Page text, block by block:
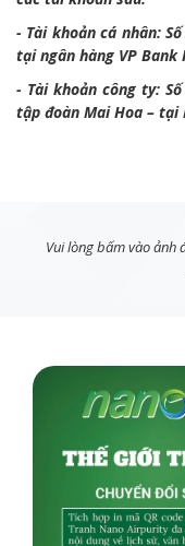
- Tài khoản cá nhân:
tại ngân hàng VP Bank
- Tài khoản công ty:
tập đoàn Mai Hoa – tại
Vui lòng bấm vào ảnh